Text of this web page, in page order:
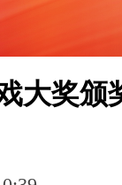
大奖颁